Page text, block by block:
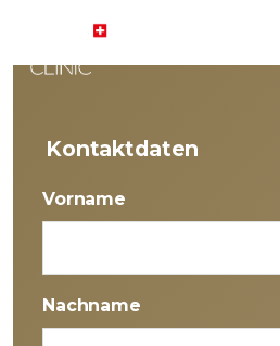
Kontaktdaten
Vorname
Nachname